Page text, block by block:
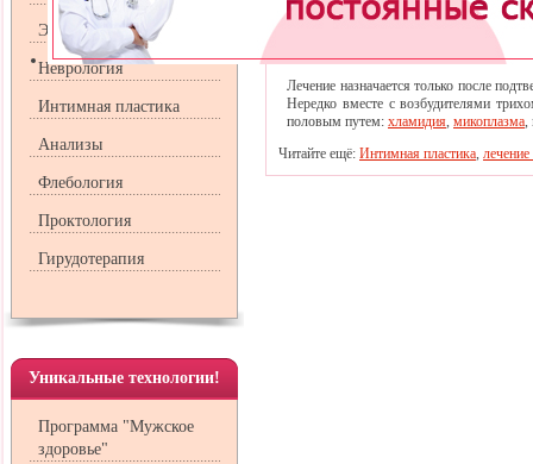
Эндокринология
Неврология
Интимная пластика
Анализы
Флебология
Проктология
Гирудотерапия
Уникальные технологии!
Программа "Мужское
здоровье"
хроническую (с момента
трихомонадоносительство,
Лечение назначается только после
Нередко вместе с возбудителями
половым путем: хламидия, микоплазма,
Читайте ещё: Интимная пластика,